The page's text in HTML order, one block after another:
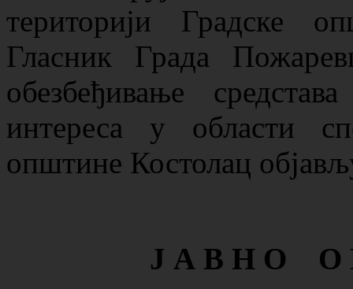
територији Градске
Гласник Града
обезбеђивање
интереса у области
општине Костолац
Ј А В Н О О